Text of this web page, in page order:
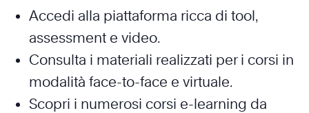
Accedi alla piattaforma ricca di tool,
assessment e video.
Consulta i materiali realizzati per i corsi in
modalità face-to-face e virtuale.
Scopri i numerosi corsi e-learning da